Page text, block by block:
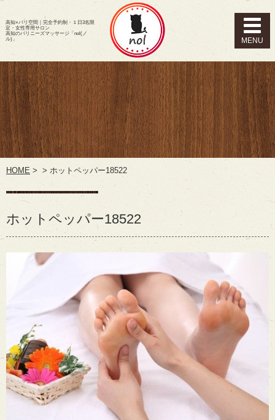
高知×バリ空間｜完全予約制・１日3名限
定・女性専用サロン
高知のバリニーズマッサージ「nol(ノ
ル)」
HOME > > ホットペッパー18522
ホットペッパー18522